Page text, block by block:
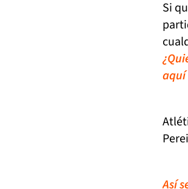
Si
aquí
Así